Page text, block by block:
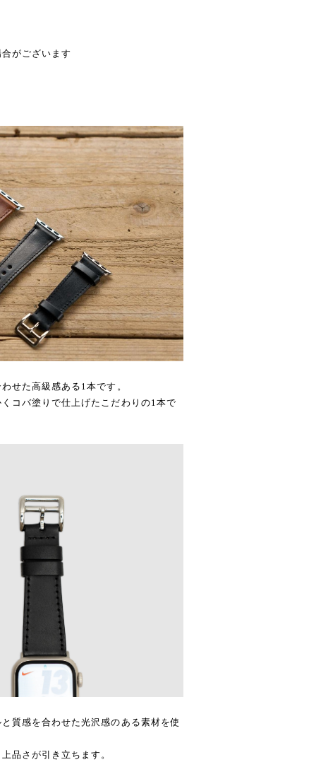
がございます
せた高級感ある1本です。
コバ塗りで仕上げたこだわりの1本で
質感を合わせた光沢感のある素材を使
品さが引き立ちます。